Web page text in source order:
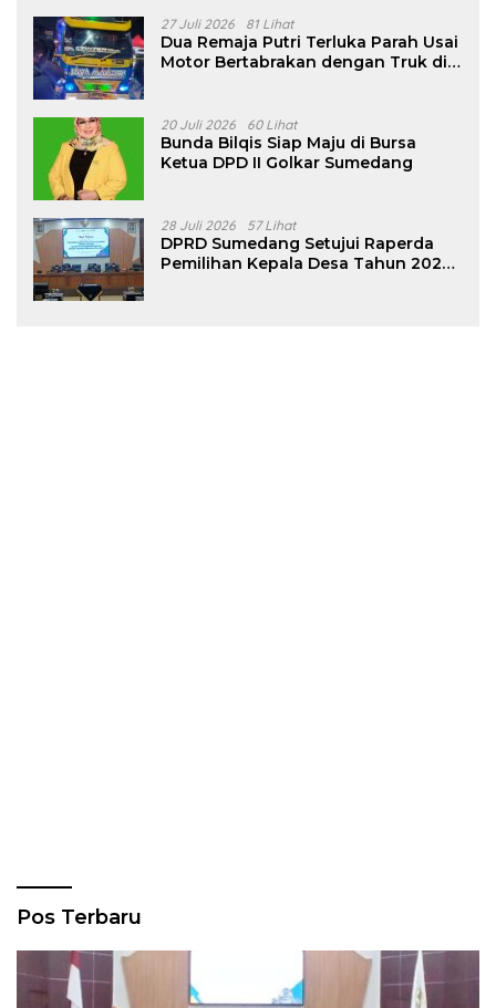
27 Juli 2026 81 Lihat
Dua Remaja Putri Terluka Parah Usai
Motor Bertabrakan dengan Truk di
20 Juli 2026 60 Lihat
Bunda Bilqis Siap Maju di Bursa
Ketua DPD II Golkar Sumedang
28 Juli 2026 57 Lihat
DPRD Sumedang Setujui Raperda
Pemilihan Kepala Desa Tahun 2026
Pos Terbaru